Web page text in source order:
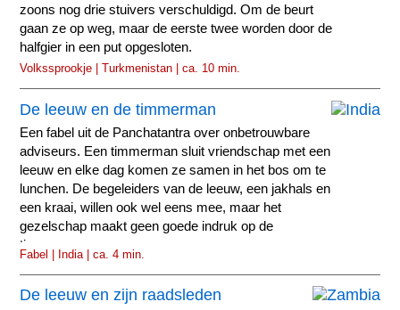
zoons nog drie stuivers verschuldigd. Om de beurt
gaan ze op weg, maar de eerste twee worden door de
halfgier in een put opgesloten.
Volkssprookje | Turkmenistan | ca. 10 min.
De leeuw en de timmerman
Een fabel uit de Panchatantra over onbetrouwbare
adviseurs. Een timmerman sluit vriendschap met een
leeuw en elke dag komen ze samen in het bos om te
lunchen. De begeleiders van de leeuw, een jakhals en
een kraai, willen ook wel eens mee, maar het
gezelschap maakt geen goede indruk op de
timmerman.
Fabel | India | ca. 4 min.
De leeuw en zijn raadsleden